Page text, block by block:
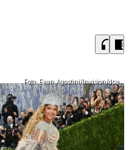
headphones chrome_reader_mode
Foto: Evan Agostini/Invision/dpa